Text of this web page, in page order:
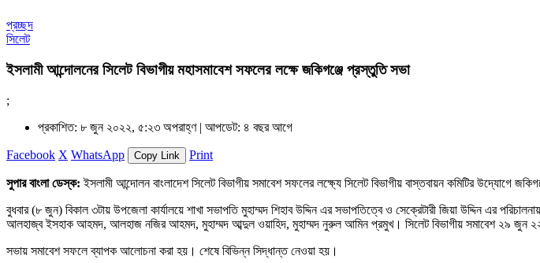
প্রচ্ছদ
সিলেট
ইসলামী আন্দোলনের সিলেট বিভাগীয় মহাসমাবেশ সফলের লক্ষে জকিগঞ্জে প্রস্তুতি সভা
;
প্রকাশিত: ৮ জুন ২০২২, ৫:২৩ অপরাহ্ণ | আপডেট: ৪ বছর আগে
Facebook X WhatsApp Copy Link Print
সুপার বাংলা ডেস্ক: ইসলামী আন্দোলন বাংলাদেশ সিলেট বিভাগীয় সমাবেশ সফলের লক্ষ্যে সিলেট বিভাগীয় বাস্তবায়ন কমিটির উদ্যোগে
বুধবার (৮ জুন) বিকাল ৩টায় উপজেলা কার্যালয়ে শাখা সভাপতি মুহাম্মদ শিহাব উদ্দিন এর সভাপতিত্বে ও সেক্রেটারী জিয়া উদ্দিন এর
আলহাজ্ব ইসহাক আহমদ, আলহাজ নজির আহমদ, মুহাম্মদ আব্দুল ওয়াহিদ, মুহাম্মদ নুরুল আমিন প্রমুখ। সিলেট বিভাগীয় সমাবেশ ২৯ জুন ২২
সভায় সমাবেশ সফলে ব্যাপক আলোচনা করা হয়। শেষে বিভিন্ন সিদ্ধান্ত নেওয়া হয়।